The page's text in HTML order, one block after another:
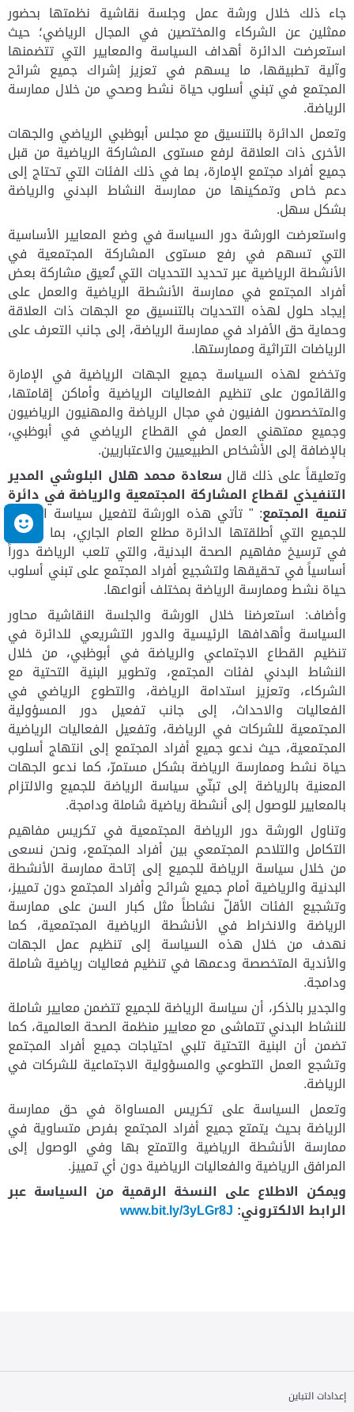
جاء ذلك خلال ورشة عمل وجلسة نقاشية نظمتها بحضور
ممثلين عن الشركاء والمختصين في المجال الرياضي؛ حيث
استعرضت الدائرة أهداف السياسة والمعايير التي تتضمنها
وآلية تطبيقها، ما يسهم في تعزيز إشراك جميع شرائح
المجتمع في تبني أسلوب حياة نشط وصحي من خلال ممارسة
الرياضة.
وتعمل الدائرة بالتنسيق مع مجلس أبوظبي الرياضي والجهات
الأخرى ذات العلاقة لرفع مستوى المشاركة الرياضية من قبل
جميع أفراد مجتمع الإمارة، بما في ذلك الفئات التي تحتاج إلى
دعم خاص وتمكينها من ممارسة النشاط البدني والرياضة
بشكل سهل.
واستعرضت الورشة دور السياسة في وضع المعايير الأساسية
التي تسهم في رفع مستوى المشاركة المجتمعية في
الأنشطة الرياضية عبر تحديد التحديات التي تُعيق مشاركة بعض
أفراد المجتمع في ممارسة الأنشطة الرياضية والعمل على
إيجاد حلول لهذه التحديات بالتنسيق مع الجهات ذات العلاقة
وحماية حق الأفراد في ممارسة الرياضة، إلى جانب التعرف على
الرياضات التراثية وممارستها.
وتخضع لهذه السياسة جميع الجهات الرياضية في الإمارة
والقائمون على تنظيم الفعاليات الرياضية وأماكن إقامتها،
والمتخصصون الفنيون في مجال الرياضة والمهنيون الرياضيون
وجميع ممتهني العمل في القطاع الرياضي في أبوظبي،
بالإضافة إلى الأشخاص الطبيعيين والاعتباريين.
وتعليقاً على ذلك قال سعادة محمد هلال البلوشي المدير
التنفيذي لقطاع المشاركة المجتمعية والرياضة في دائرة
تنمية المجتمع: " تأتي هذه الورشة لتفعيل سياسة الرياضة
للجميع التي أطلقتها الدائرة مطلع العام الجاري، بما يسهم
في ترسيخ مفاهيم الصحة البدنية، والتي تلعب الرياضة دوراً
أساسياً في تحقيقها ولتشجيع أفراد المجتمع على تبني أسلوب
حياة نشط وممارسة الرياضة بمختلف أنواعها.
وأضاف: استعرضنا خلال الورشة والجلسة النقاشية محاور
السياسة وأهدافها الرئيسية والدور التشريعي للدائرة في
تنظيم القطاع الاجتماعي والرياضة في أبوظبي، من خلال
النشاط البدني لفئات المجتمع، وتطوير البنية التحتية مع
الشركاء، وتعزيز استدامة الرياضة، والتطوع الرياضي في
الفعاليات والاحداث، إلى جانب تفعيل دور المسؤولية
المجتمعية للشركات في الرياضة، وتفعيل الفعاليات الرياضية
المجتمعية، حيث ندعو جميع أفراد المجتمع إلى انتهاج أسلوب
حياة نشط وممارسة الرياضة بشكل مستمرّ، كما ندعو الجهات
المعنية بالرياضة إلى تبنّي سياسة الرياضة للجميع والالتزام
بالمعايير للوصول إلى أنشطة رياضية شاملة ودامجة.
وتناول الورشة دور الرياضة المجتمعية في تكريس مفاهيم
التكامل والتلاحم المجتمعي بين أفراد المجتمع، ونحن نسعى
من خلال سياسة الرياضة للجميع إلى إتاحة ممارسة الأنشطة
البدنية والرياضية أمام جميع شرائح وأفراد المجتمع دون تمييز،
وتشجيع الفئات الأقلّ نشاطاً مثل كبار السن على ممارسة
الرياضة والانخراط في الأنشطة الرياضية المجتمعية، كما
نهدف من خلال هذه السياسة إلى تنظيم عمل الجهات
والأندية المتخصصة ودعمها في تنظيم فعاليات رياضية شاملة
ودامجة.
والجدير بالذكر، أن سياسة الرياضة للجميع تتضمن معايير شاملة
للنشاط البدني تتماشى مع معايير منظمة الصحة العالمية، كما
تضمن أن البنية التحتية تلبي احتياجات جميع أفراد المجتمع
وتشجع العمل التطوعي والمسؤولية الاجتماعية للشركات في
الرياضة.
وتعمل السياسة على تكريس المساواة في حق ممارسة
الرياضة بحيث يتمتع جميع أفراد المجتمع بفرص متساوية في
ممارسة الأنشطة الرياضية والتمتع بها وفي الوصول إلى
المرافق الرياضية والفعاليات الرياضية دون أي تمييز.
ويمكن الاطلاع على النسخة الرقمية من السياسة عبر
الرابط الالكتروني: www.bit.ly/3yLGr8J
إعدادات التباين